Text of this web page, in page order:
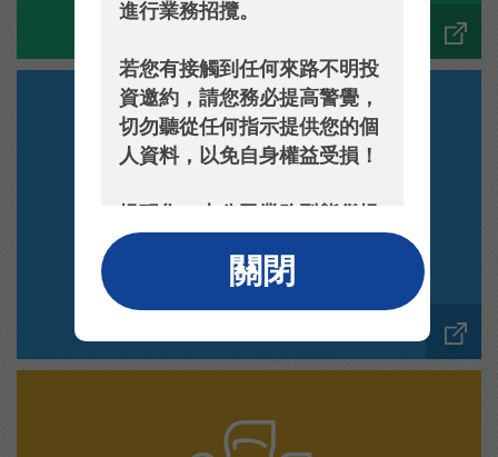
全委投資
進行業務招攬。
若您有接觸到任何來路不明投
資邀約，請您務必提高警覺，
切勿聽從任何指示提供您的個
人資料，以免自身權益受損！
供法人機構，未有一般自然人
或發現任何相關可疑訊息，可
(02)2748-1766，加以確認求
關閉